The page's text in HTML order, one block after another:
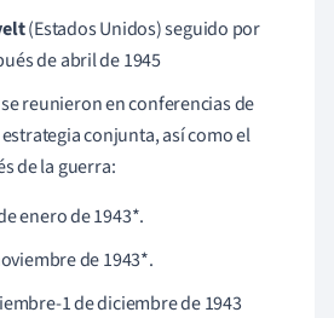
(Estados Unidos) seguido por
de abril de 1945
reunieron en conferencias de
conjunta, así como el
de la guerra:
enero de 1943*.
de 1943*.
1 de diciembre de 1943